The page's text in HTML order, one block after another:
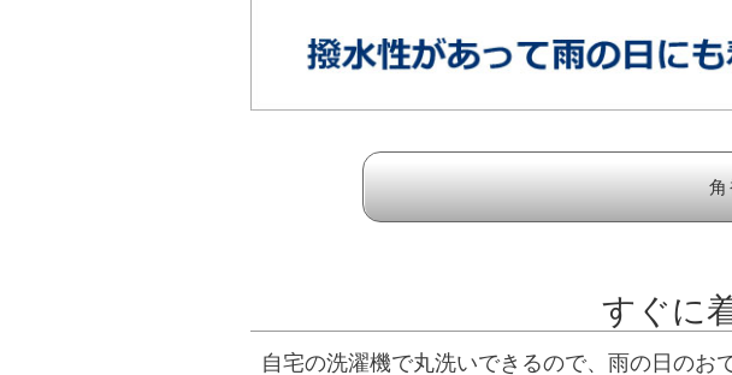
すぐに
自宅の洗濯機で丸洗いできるので、雨の日のお